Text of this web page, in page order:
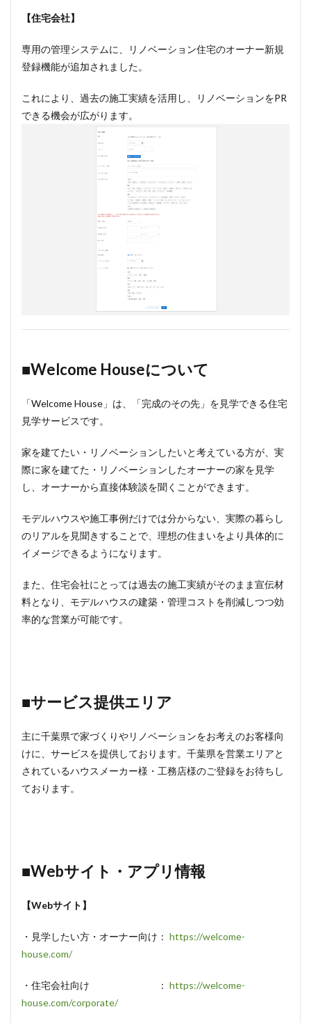
【住宅会社】
専用の管理システムに、リノベーション住宅のオーナー新規
登録機能が追加されました。
これにより、過去の施工実績を活用し、リノベーションをPR
できる機会が広がります。
■Welcome Houseについて
「Welcome House」は、「完成のその先」を見学できる住宅
見学サービスです。
家を建てたい・リノベーションしたいと考えている方が、実
際に家を建てた・リノベーションしたオーナーの家を見学
し、オーナーから直接体験談を聞くことができます。
モデルハウスや施工事例だけでは分からない、実際の暮らし
のリアルを見聞きすることで、理想の住まいをより具体的に
イメージできるようになります。
また、住宅会社にとっては過去の施工実績がそのまま宣伝材
料となり、モデルハウスの建築・管理コストを削減しつつ効
率的な営業が可能です。
■サービス提供エリア
主に千葉県で家づくりやリノベーションをお考えのお客様向
けに、サービスを提供しております。千葉県を営業エリアと
されているハウスメーカー様・工務店様のご登録をお待ちし
ております。
■Webサイト・アプリ情報
【Webサイト】
・見学したい方・オーナー向け： https://welcome-
house.com/
・住宅会社向け ： https://welcome-
house.com/corporate/